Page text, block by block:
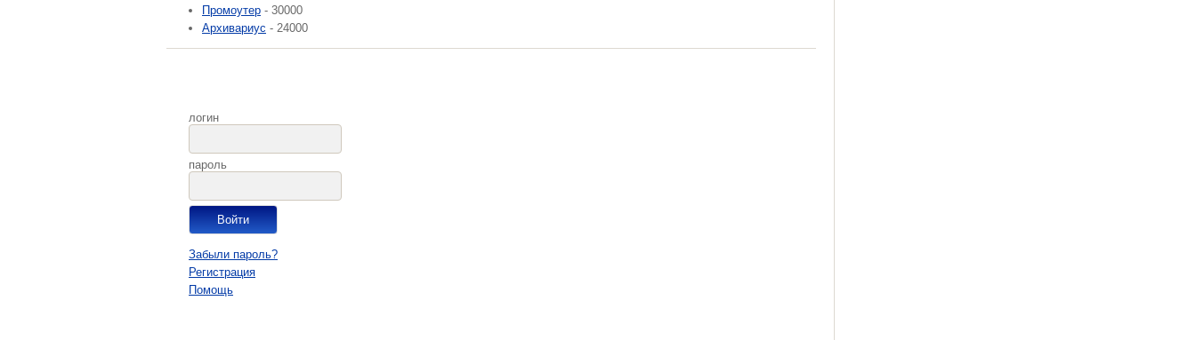
Промоутер - 30000
Архивариус - 24000
логин
пароль
Забыли пароль?
Регистрация
Помощь